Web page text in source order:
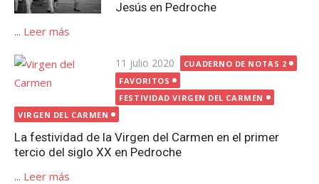
Jesús en Pedroche
... Leer más
Publicada
el
11 julio 2020
CUADERNO DE NOTAS 2
FAVORITOS
FESTIVIDAD VIRGEN DEL CARMEN
VIRGEN DEL CARMEN
La festividad de la Virgen del Carmen en el primer
tercio del siglo XX en Pedroche
... Leer más